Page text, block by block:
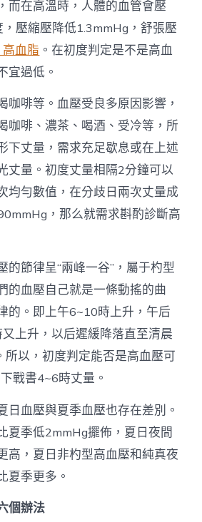
而在高溫時，人體的血管會壓
壓縮壓降低1.3mmHg，舒張壓
血脂 。在初度判定是不是高血
宜過低。
咖啡等。血壓受良多原因影響，
咖啡、濃茶、喝酒、受冷等，所
下丈量，需求充足歇息或在上述
丈量。初度丈量相隔2分鐘可以
均勻數值，在分歧日兩次丈量成
，那么就需求斟酌診斷高
的節律呈“兩峰一谷”，屬于杓型
的血壓自己就是一條動搖的曲
的。即上午6~10時上升，午后
上升，以后遲緩降落直至清晨
所以，初度判定能否是高血壓可
戰書4~6時丈量。
日血壓與夏季血壓也存在差別。
夏季低2mmHg擺佈，夏日夜間
高，夏日非杓型高血壓和純真夜
夏季更多。
個辦法